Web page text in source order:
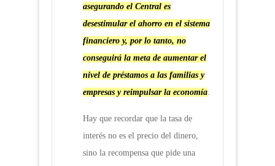
asegurando el Central es
desestimular el ahorro en el sistema
financiero y, por lo tanto, no
conseguirá la meta de aumentar el
nivel de préstamos a las familias y
empresas y reimpulsar la economía.
Hay que recordar que la tasa de
interés no es el precio del dinero,
sino la recompensa que pide una